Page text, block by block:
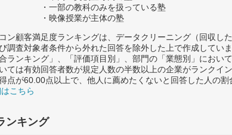
・一部の教科のみを扱っている塾
・映像授業が主体の塾
ン顧客満足度ランキングは、データクリーニング（回収し
調査対象者条件から外れた回答を除外した上で作成していま
ランキング」、「評価項目別」、部門の「業態別」におい
ては有効回答者数が規定人数の半数以上の企業がランクイン
点が60.00点以上で、他人に薦めたくないと回答した人の割
こちら
ンキング